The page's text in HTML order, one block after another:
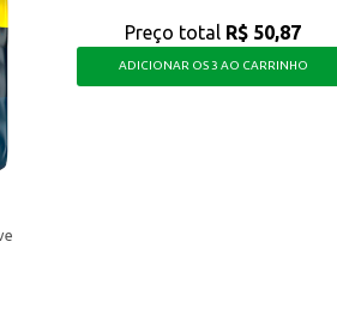
Preço total R$ 50,87
ADICIONAR OS 3 AO CARRINHO